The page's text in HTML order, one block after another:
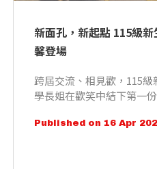
新面孔，新起點 115級
馨登場
跨屆交流、相見歡，115級
學長姐在歡笑中結下第一
Published on 16 Apr